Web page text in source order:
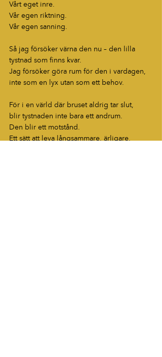
Vårt eget inre.
Vår egen riktning.
Vår egen sanning.
Så jag försöker värna den nu – den lilla
tystnad som finns kvar.
Jag försöker göra rum för den i vardagen,
inte som en lyx utan som ett behov.
För i en värld där bruset aldrig tar slut,
blir tystnaden inte bara ett andrum.
Den blir ett motstånd.
Ett sätt att leva långsammare, ärligare,